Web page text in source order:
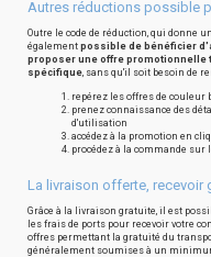
Autres réductions possible
Outre le code de réduction, qui donne
également possible de bénéficier
proposer une offre promotionnelle
spécifique, sans qu'il soit besoin de
repérez les offres de couleur
prenez connaissance des
d'utilisation
accédez à la promotion en
procédez à la commande
La livraison offerte, recevoir
Grâce à la livraison gratuite, il est
les frais de ports pour recevoir votre
offres permettant la gratuité du
généralement soumises à un